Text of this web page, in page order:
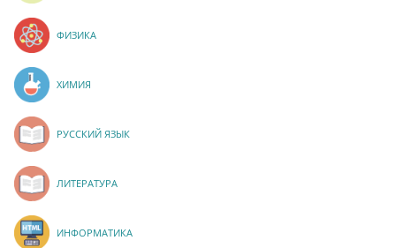
ФИЗИКА
ХИМИЯ
РУССКИЙ ЯЗЫК
ЛИТЕРАТУРА
ИНФОРМАТИКА